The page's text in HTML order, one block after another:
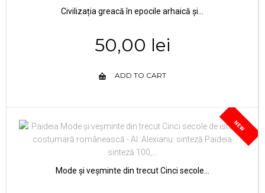
Civilizația greacă în epocile arhaică și...
50,00 lei
ADD TO CART
NEW
Mode și veșminte din trecut Cinci secole...